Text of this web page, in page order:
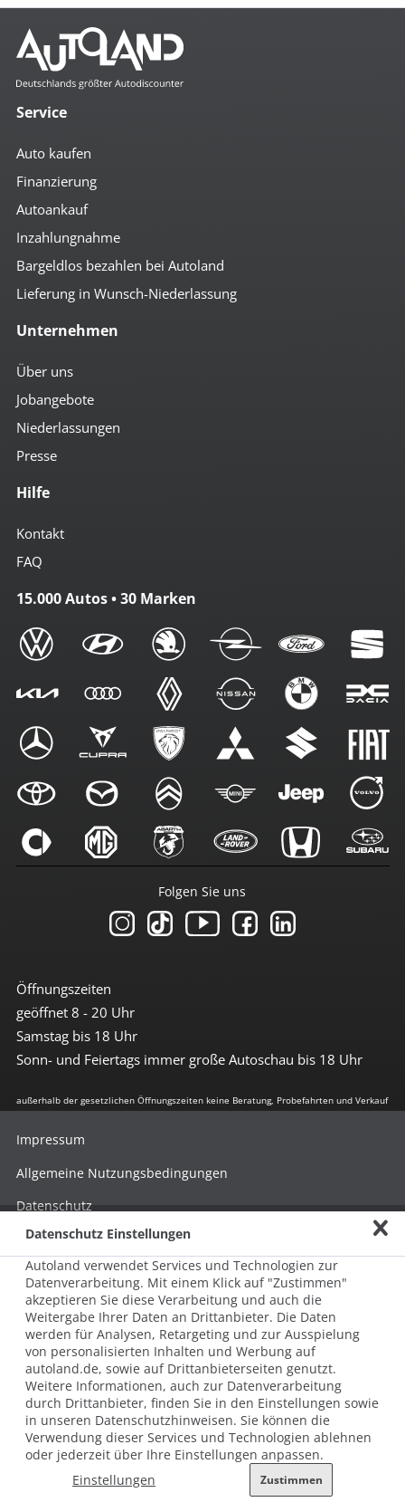
Service
Auto kaufen
Finanzierung
Autoankauf
Inzahlungnahme
Bargeldlos bezahlen bei Autoland
Lieferung in Wunsch-Niederlassung
Unternehmen
Über uns
Jobangebote
Niederlassungen
Presse
Hilfe
Kontakt
FAQ
15.000 Autos • 30 Marken
Öffnungszeiten
geöffnet 8 - 20 Uhr
Samstag bis 18 Uhr
Sonn- und Feiertags immer große Autoschau bis 18 Uhr
Folgen Sie uns
außerhalb der gesetzlichen Öffnungszeiten keine Beratung, Probefahrten und Verkauf
© 2026 AUTOLAND 24 SE & Co. Betriebs KG
Werner-von-Siemens-Str. 2, 06796 Brehna, Deutschland
Impressum
Allgemeine Nutzungsbedingungen
Datenschutz
Hinweisgebersystem nach HinSchG
Beschwerde nach LkSG
Grundsatzerklärung zum LkSG
Datenschutz Einstellungen
Autoland verwendet Services und Technologien zur
Datenverarbeitung. Mit einem Klick auf "Zustimmen"
akzeptieren Sie diese Verarbeitung und auch die
Weitergabe Ihrer Daten an Drittanbieter. Die Daten
werden für Analysen, Retargeting und zur Ausspielung
von personalisierten Inhalten und Werbung auf
autoland.de, sowie auf Drittanbieterseiten genutzt.
Weitere Informationen, auch zur Datenverarbeitung
durch Drittanbieter, finden Sie in den Einstellungen sowie
in unseren Datenschutzhinweisen. Sie können die
Verwendung dieser Services und Technologien ablehnen
oder jederzeit über Ihre Einstellungen anpassen.
Einstellungen
Zustimmen